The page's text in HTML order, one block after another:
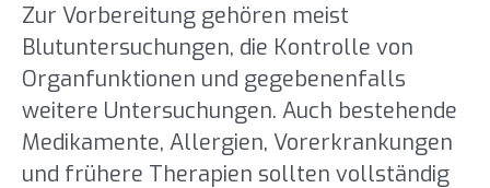
Zur Vorbereitung gehören meist
Blutuntersuchungen, die Kontrolle von
Organfunktionen und gegebenenfalls
weitere Untersuchungen. Auch bestehende
Medikamente, Allergien, Vorerkrankungen
und frühere Therapien sollten vollständig